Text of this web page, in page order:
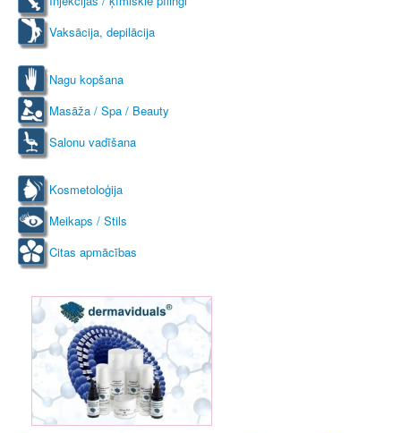
Vaksācija, depilācija
Nagu kopšana
Masāža / Spa / Beauty
Salonu vadīšana
Kosmetoloģija
Meikaps / Stils
Citas apmācības